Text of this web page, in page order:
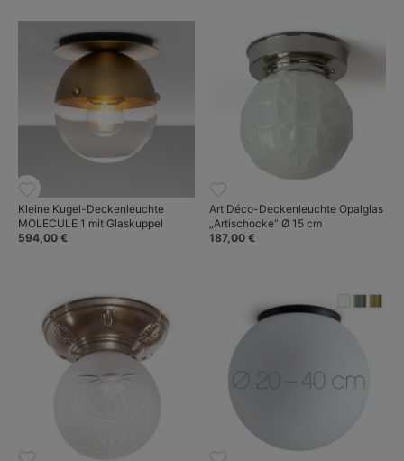
Kleine Kugel-Deckenleuchte
MOLECULE 1 mit Glaskuppel
594,00 €
Art Déco-Deckenleuchte Opalglas
„Artischocke“ Ø 15 cm
187,00 €